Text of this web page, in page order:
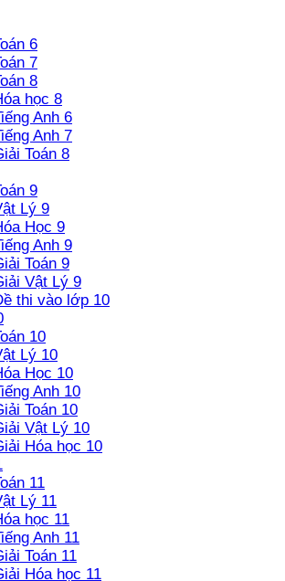
6
7
8
học 8
Anh 6
Anh 7
Toán 8
9
Lý 9
Học 9
Anh 9
Toán 9
Vật Lý 9
thi vào lớp 10
10
Lý 10
Học 10
Anh 10
Toán 10
Vật Lý 10
Hóa học 10
11
Lý 11
học 11
Anh 11
Toán 11
Hóa học 11